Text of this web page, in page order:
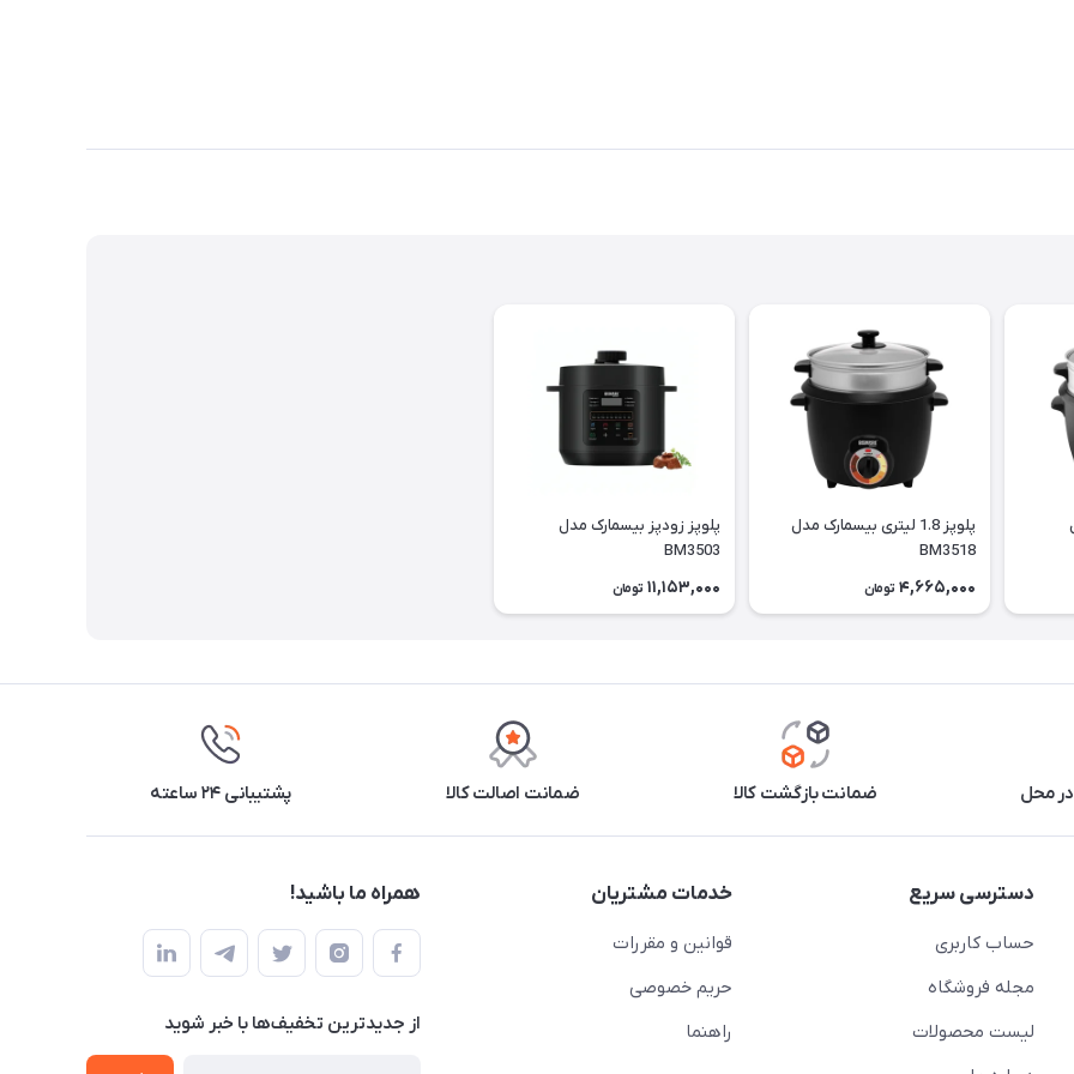
پلوپز 1.8 ليتری بیسمارک مدل
BM3518
4,665,000 تومان
پلوپز زودپز بیسمارک مدل
BM3503
11,153,000 تومان
محل ضمانت بازگشت کالا ضمانت اصالت کالا پشتیبانی ۲۴ ساعته
دسترسی سریع
حساب کاربری
مجله فروشگاه
لیست محصولات
خدمات مشتریان
قوانین و مقررات
حریم خصوصی
راهنما
همراه ما باشید!
از جدید‌ترین تخفیف‌ها با‌ خبر شوید